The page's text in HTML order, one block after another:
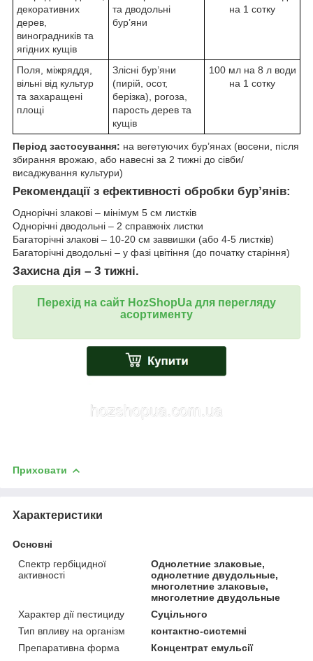
декоративних
дерев,
виноградників та
ягідних кущів
та дводольні
бур’яни
на 1 сотку
Поля, міжряддя,
вільні від культур
та захаращені
площі
Злісні бур’яни
(пирій, осот,
берізка), рогоза,
парость дерев та
кущів
100 мл на 8 л води
на 1 сотку
Період застосування: на вегетуючих бур’янах (восени, після
збирання врожаю, або навесні за 2 тижні до сівби/
висаджування культури)
Рекомендації з ефективності обробки бур’янів:
Однорічні злакові – мінімум 5 см листків
Однорічні дводольні – 2 справжніх листки
Багаторічні злакові – 10-20 см заввишки (або 4-5 листків)
Багаторічні дводольні – у фазі цвітіння (до початку старіння)
Захисна дія – 3 тижні.
Перехід на сайт HozShopUa для перегляду
асортименту
Приховати
Характеристики
Основні
Спектр гербіцидної
активності
Однолетние злаковые,
однолетние двудольные,
многолетние злаковые,
многолетние двудольные
Характер дії пестициду
Суцільного
Тип впливу на організм
контактно-системні
Препаративна форма
Концентрат емульсії